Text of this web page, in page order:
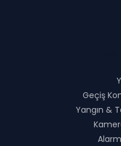
Geçiş
Yangın &